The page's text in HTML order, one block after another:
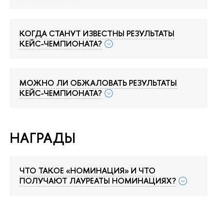
КОГДА СТАНУТ ИЗВЕСТНЫ РЕЗУЛЬТАТЫ
КЕЙС-ЧЕМПИОНАТА?
МОЖНО ЛИ ОБЖАЛОВАТЬ РЕЗУЛЬТАТЫ
КЕЙС-ЧЕМПИОНАТА?
НАГРАДЫ
ЧТО ТАКОЕ «НОМИНАЦИЯ» И ЧТО
ПОЛУЧАЮТ ЛАУРЕАТЫ НОМИНАЦИЯХ?